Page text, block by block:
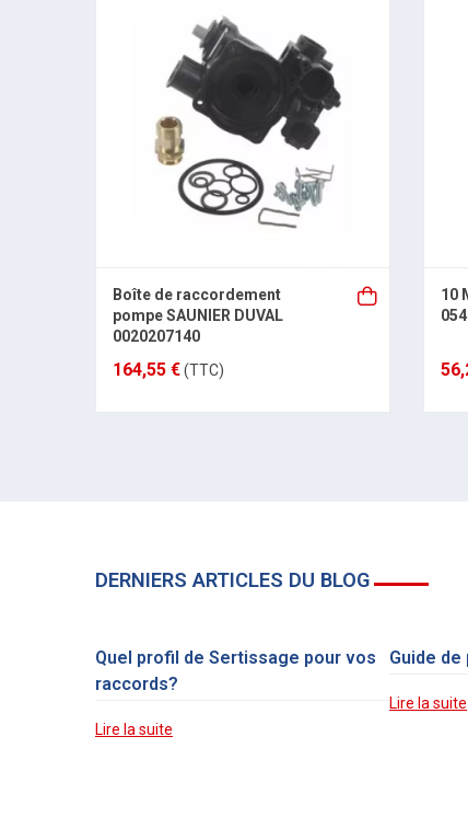
Boîte de raccordement
pompe SAUNIER DUVAL
0020207140
164,55 €(TTC)
10
DERNIERS ARTICLES DU BLOG
Quel profil de Sertissage pour vos
raccords?
Lire la suite
Guide
Lire la suite